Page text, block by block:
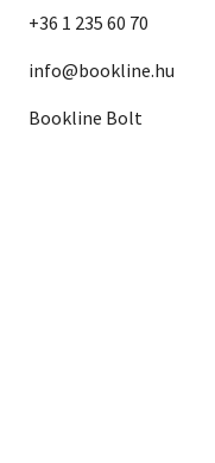
+36 1 235 60 70
info@bookline.hu
Bookline Bolt